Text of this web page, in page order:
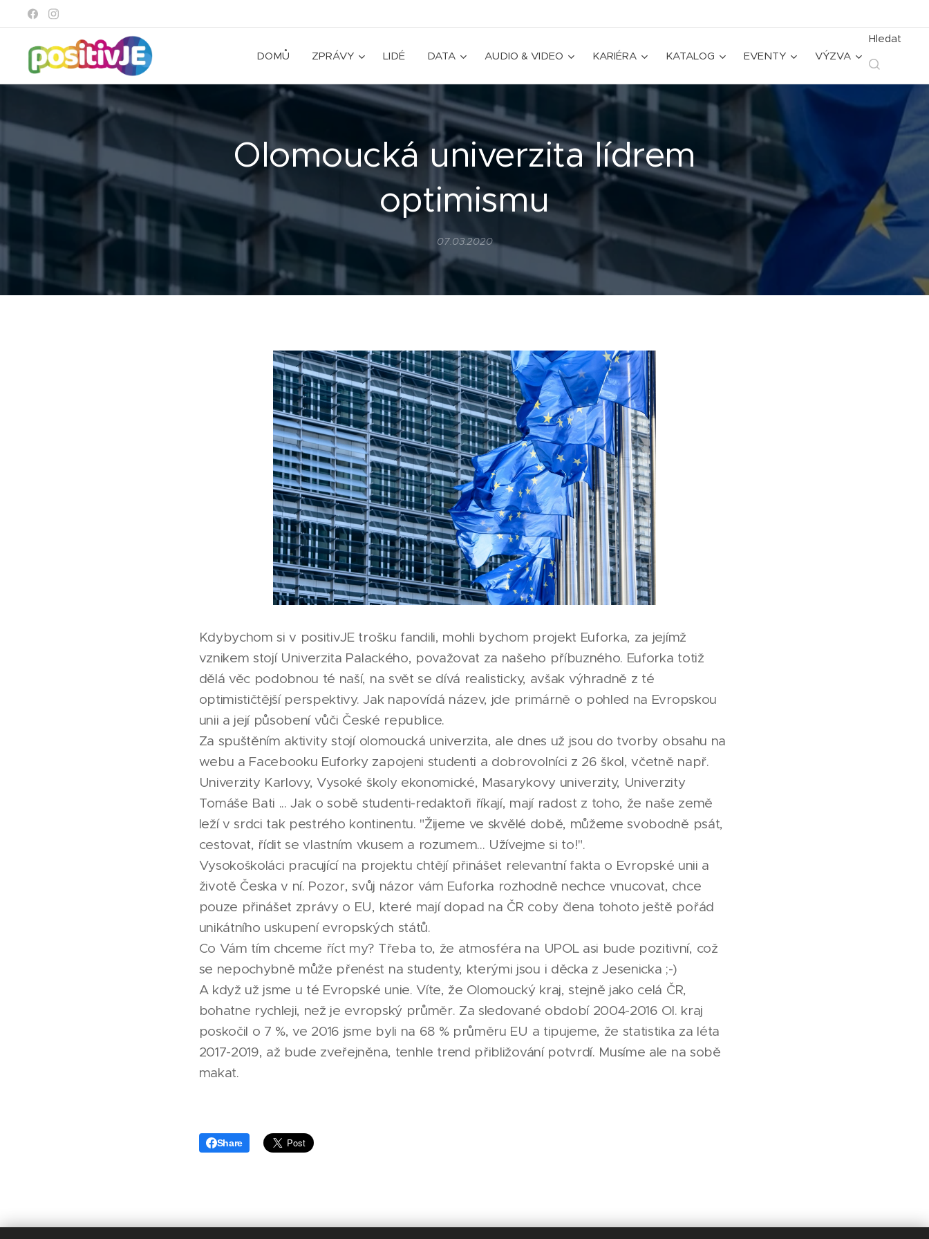
DOMŮ ZPRÁVY LIDÉ DATA AUDIO & VIDEO KARIÉRA KATALOG EVENTY VÝZVA
Hledat
Olomoucká univerzita lídrem
optimismu
07.03.2020
Kdybychom si v positivJE trošku fandili, mohli bychom projekt Euforka, za jejímž
vznikem stojí Univerzita Palackého, považovat za našeho příbuzného. Euforka totiž
dělá věc podobnou té naší, na svět se dívá realisticky, avšak výhradně z té
optimističtější perspektivy. Jak napovídá název, jde primárně o pohled na Evropskou
unii a její působení vůči České republice.
Za spuštěním aktivity stojí olomoucká univerzita, ale dnes už jsou do tvorby obsahu na
webu a Facebooku Euforky zapojeni studenti a dobrovolníci z 26 škol, včetně např.
Univerzity Karlovy, Vysoké školy ekonomické, Masarykovy univerzity, Univerzity
Tomáše Bati ... Jak o sobě studenti-redaktoři říkají, mají radost z toho, že naše země
leží v srdci tak pestrého kontinentu. "Žijeme ve skvělé době, můžeme svobodně psát,
cestovat, řídit se vlastním vkusem a rozumem... Užívejme si to!".
Vysokoškoláci pracující na projektu chtějí přinášet relevantní fakta o Evropské unii a
životě Česka v ní. Pozor, svůj názor vám Euforka rozhodně nechce vnucovat, chce
pouze přinášet zprávy o EU, které mají dopad na ČR coby člena tohoto ještě pořád
unikátního uskupení evropských států.
Co Vám tím chceme říct my? Třeba to, že atmosféra na UPOL asi bude pozitivní, což
se nepochybně může přenést na studenty, kterými jsou i děcka z Jesenicka ;-)
A když už jsme u té Evropské unie. Víte, že Olomoucký kraj, stejně jako celá ČR,
bohatne rychleji, než je evropský průměr. Za sledované období 2004-2016 Ol. kraj
poskočil o 7 %, ve 2016 jsme byli na 68 % průměru EU a tipujeme, že statistika za léta
2017-2019, až bude zveřejněna, tenhle trend přibližování potvrdí. Musíme ale na sobě
makat.
Share